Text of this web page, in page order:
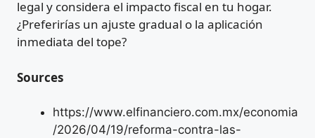
legal y considera el impacto fiscal en tu hogar.
¿Preferirías un ajuste gradual o la aplicación
inmediata del tope?
Sources
https://www.elfinanciero.com.mx/economia
/2026/04/19/reforma-contra-las-